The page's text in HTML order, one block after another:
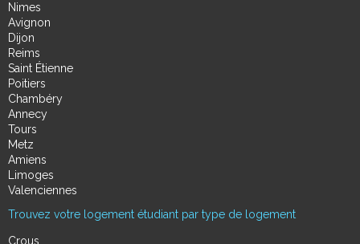
Nimes
Avignon
Dijon
Reims
Saint Étienne
Poitiers
Chambéry
Annecy
Tours
Metz
Amiens
Limoges
Valenciennes
Trouvez votre logement étudiant par type de logement
Crous